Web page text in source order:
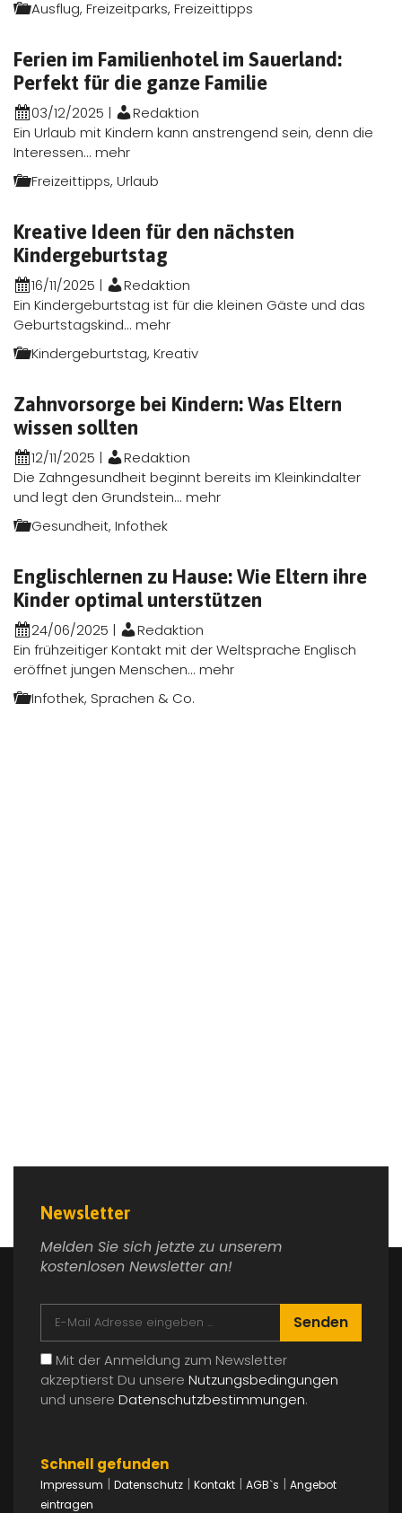
Ausflug, Freizeitparks, Freizeittipps
Ferien im Familienhotel im Sauerland:
Perfekt für die ganze Familie
03/12/2025 |
Redaktion
Ein Urlaub mit Kindern kann anstrengend sein, denn die
Interessen... mehr
Freizeittipps, Urlaub
Kreative Ideen für den nächsten
Kindergeburtstag
16/11/2025 |
Redaktion
Ein Kindergeburtstag ist für die kleinen Gäste und das
Geburtstagskind... mehr
Kindergeburtstag, Kreativ
Zahnvorsorge bei Kindern: Was Eltern
wissen sollten
12/11/2025 |
Redaktion
Die Zahngesundheit beginnt bereits im Kleinkindalter
und legt den Grundstein... mehr
Gesundheit, Infothek
Englischlernen zu Hause: Wie Eltern ihre
Kinder optimal unterstützen
24/06/2025 |
Redaktion
Ein frühzeitiger Kontakt mit der Weltsprache Englisch
eröffnet jungen Menschen... mehr
Infothek, Sprachen & Co.
Newsletter
Melden Sie sich jetzte zu unserem
kostenlosen Newsletter an!
Senden
Mit der Anmeldung zum Newsletter
akzeptierst Du unsere Nutzungsbedingungen
und unsere Datenschutzbestimmungen.
Schnell gefunden
Impressum | Datenschutz | Kontakt | AGB`s | Angebot
eintragen